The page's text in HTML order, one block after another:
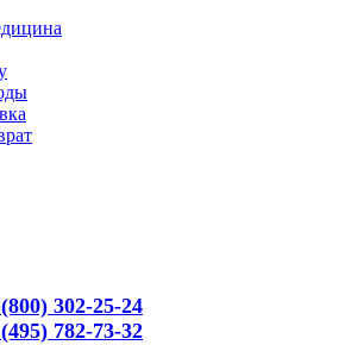
302-25-24
782-73-32